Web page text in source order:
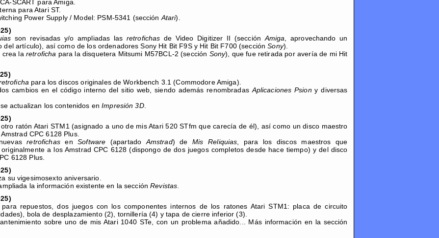
SCART para Amiga.
para Atari ST.
Power Supply / Model: PSM-5341 (sección Atari).
son revisadas y/o ampliadas las retrofichas de Video Digitizer II (sección Amiga , aprovechando un
del artículo), así como de los ordenadores Sony Hit Bit F9S y Hit Bit F700 (secciónSony).
crea la retroficha para la disquetera Mitsumi M57BCL-2 (sección Sony), que fue retirada por avería de mi Hit
para los discos originales de Workbench 3.1 (Commodore Amiga).
cambios en el código interno del sitio web, siendo además renombradas Aplicaciones Psiony diversas
actualizan los contenidos enImpresión 3D.
ratón Atari STM1 (asignado a uno de mis Atari 520 STfm que carecía de él), así como un disco maestro
CPC 6128 Plus.
retrofichasenSoftware (apartado Amstrad) deMis Reliquias , para los discos maestros que
a los Amstrad CPC 6128 (dispongo de dos juegos completos desde hace tiempo) y del disco
6128 Plus.
su vigesimosexto aniversario.
la información existente en la secciónRevistas
para repuestos, dos juegos con los componentes internos de los ratones Atari STM1: placa de circuito
bola de desplazamiento (2), tornillería (4) y tapa de cierre inferior (3).
sobre uno de mis Atari 1040 STe, con un problema añadido... Más información en la sección